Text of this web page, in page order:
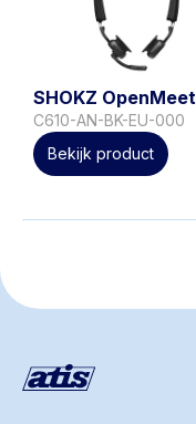
SHOKZ OpenMeet
C610-AN-BK-EU-000
Bekijk product